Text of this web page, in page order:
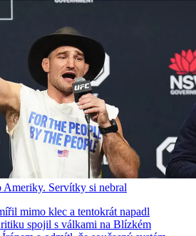
Ameriky. Servítky si nebral
mimo klec a tentokrát napadl
spojil s válkami na Blízkém